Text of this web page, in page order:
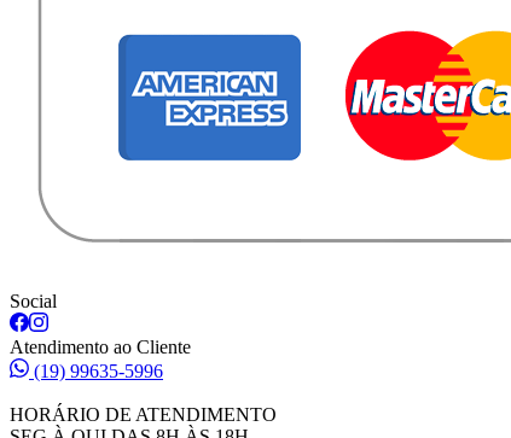
Social
Atendimento ao Cliente
(19) 99635-5996
HORÁRIO DE ATENDIMENTO